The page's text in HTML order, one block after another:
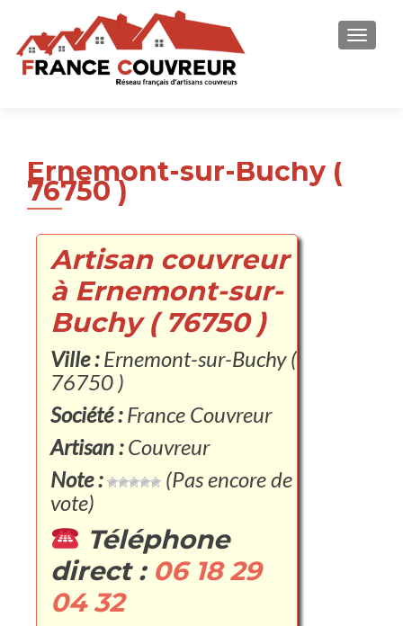
Ernemont-sur-Buchy (
76750 )
Artisan couvreur
à Ernemont-sur-
Buchy ( 76750 )
Ville :Ernemont-sur-Buchy (
76750 )
Société :France Couvreur
Artisan :Couvreur
Note :
(Pas encore de
vote)
Téléphone
direct : 06 18 29
04 32